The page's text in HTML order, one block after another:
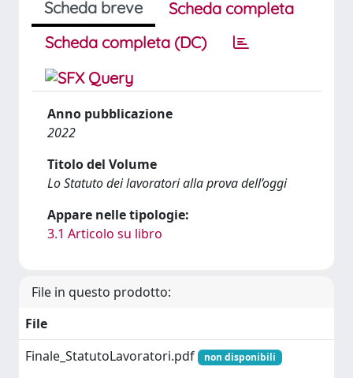
Scheda breve
Scheda completa
Scheda completa (DC)
Anno pubblicazione
2022
Titolo del Volume
Lo Statuto dei lavoratori alla prova dell’oggi
Appare nelle tipologie:
3.1 Articolo su libro
File in questo prodotto:
File
Finale_StatutoLavoratori.pdf
non disponibili